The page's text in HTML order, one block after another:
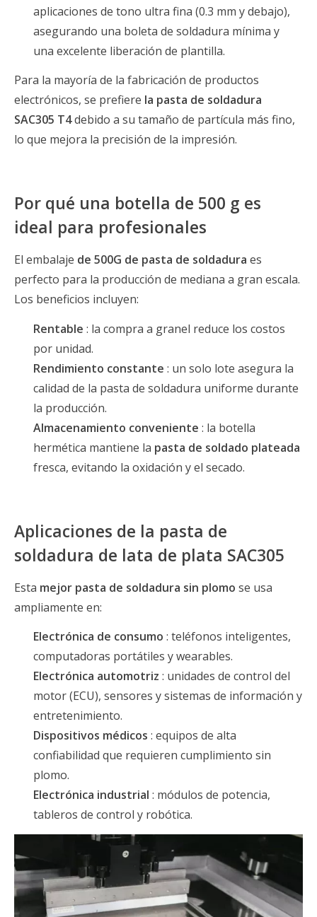
aplicaciones de tono ultra fina (0.3 mm y debajo),
asegurando una boleta de soldadura mínima y
una excelente liberación de plantilla.
Para la mayoría de la fabricación de productos
electrónicos, se prefiere la pasta de soldadura
SAC305 T4debido a su tamaño de partícula más fino,
lo que mejora la precisión de la impresión.
Por qué una botella de 500 g es
ideal para profesionales
El embalaje de 500G de pasta de soldadura es
perfecto para la producción de mediana a gran escala.
Los beneficios incluyen:
Rentable: la compra a granel reduce los costos
por unidad.
Rendimiento constante: un solo lote asegura la
calidad de la pasta de soldadura uniforme durante
la producción.
Almacenamiento conveniente: la botella
hermética mantiene la pasta de soldado plateada
fresca, evitando la oxidación y el secado.
Aplicaciones de la pasta de
soldadura de lata de plata SAC305
Esta mejor pasta de soldadura sin plomo se usa
ampliamente en:
Electrónica de consumo: teléfonos inteligentes,
computadoras portátiles y wearables.
Electrónica automotriz: unidades de control del
motor (ECU), sensores y sistemas de información y
entretenimiento.
Dispositivos médicos: equipos de alta
confiabilidad que requieren cumplimiento sin
plomo.
Electrónica industrial: módulos de potencia,
tableros de control y robótica.